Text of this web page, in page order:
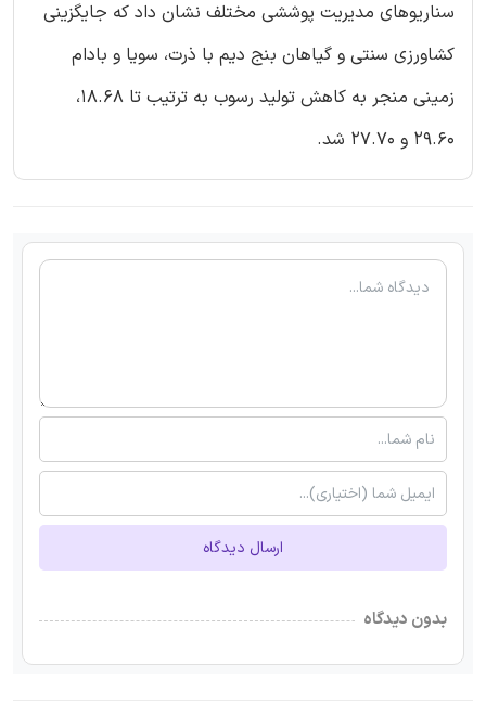
سناریوهای مدیریت پوششی مختلف نشان داد که جایگزینی
کشاورزی سنتی و گیاهان بنج دیم با ذرت، سویا و بادام
زمینی منجر به کاهش تولید رسوب به ترتیب تا 18.68،
29.60 و 27.70 شد.
ارسال دیدگاه
بدون دیدگاه